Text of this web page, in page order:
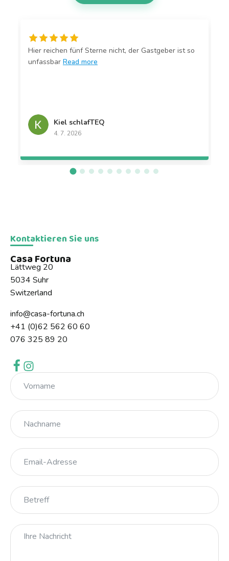
Hier reichen fünf Sterne nicht, der Gastgeber ist so
unfassbar Read more
Kiel schlafTEQ
4. 7. 2026
Kontaktieren Sie uns
Casa Fortuna
Lättweg 20
5034 Suhr
Switzerland
info@casa-fortuna.ch
+41 (0)62 562 60 60
076 325 89 20